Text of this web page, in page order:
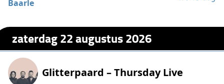
Baarle
zaterdag 22 augustus 2026
Glitterpaard – Thursday Live